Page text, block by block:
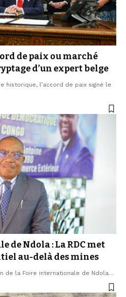
de paix ou marché
d’un expert belge
historique, l’accord de paix signé le
de Ndola : La RDC met
au-delà des mines
de la Foire internationale de Ndola…